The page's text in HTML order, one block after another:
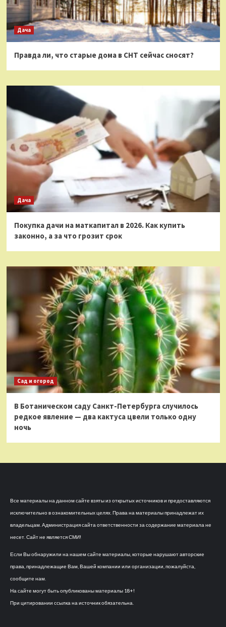
Дача
Правда ли, что старые дома в СНТ сейчас сносят?
Дача
Покупка дачи на маткапитал в 2026. Как купить
законно, а за что грозит срок
Сад и огород
В Ботаническом саду Санкт-Петербурга случилось
редкое явление — два кактуса цвели только одну
ночь
Все материалы на данном сайте взяты из открытых источников и предоставляются
исключительно в ознакомительных целях. Права на материалы принадлежат их
владельцам. Администрация сайта ответственности за содержание материала не
несет. Сайт не является СМИ!
Если Вы обнаружили на нашем сайте материалы, которые нарушают авторские
права, принадлежащие Вам, Вашей компании или организации, пожалуйста,
сообщите нам.
На сайте могут быть опубликованы материалы 18+!
При цитировании ссылка на источник обязательна.